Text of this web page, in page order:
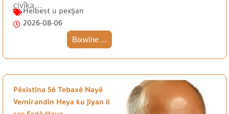
çivîka…
Helbest u pexşan
2026-08-06
Bixwîne ...
Pêxistina 5ê Tebaxê Nayê
Vemirandin Heya ku Jiyan li